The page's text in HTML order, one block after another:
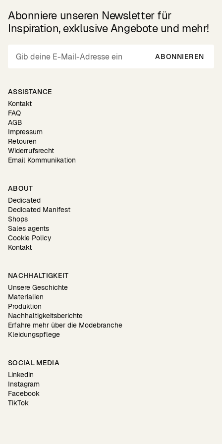
Abonniere unseren Newsletter für
Inspiration, exklusive Angebote und mehr!
ABONNIEREN
ASSISTANCE
Kontakt
FAQ
AGB
Impressum
Retouren
Widerrufsrecht
Email Kommunikation
ABOUT
Dedicated
Dedicated Manifest
Shops
Sales agents
Cookie Policy
Kontakt
NACHHALTIGKEIT
Unsere Geschichte
Materialien
Produktion
Nachhaltigkeitsberichte
Erfahre mehr über die Modebranche
Kleidungspflege
SOCIAL MEDIA
Linkedin
Instagram
Facebook
TikTok